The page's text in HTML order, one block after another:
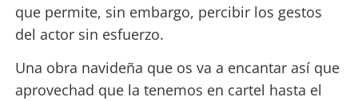
que permite, sin embargo, percibir los gestos
del actor sin esfuerzo.
Una obra navideña que os va a encantar así que
aprovechad que la tenemos en cartel hasta el